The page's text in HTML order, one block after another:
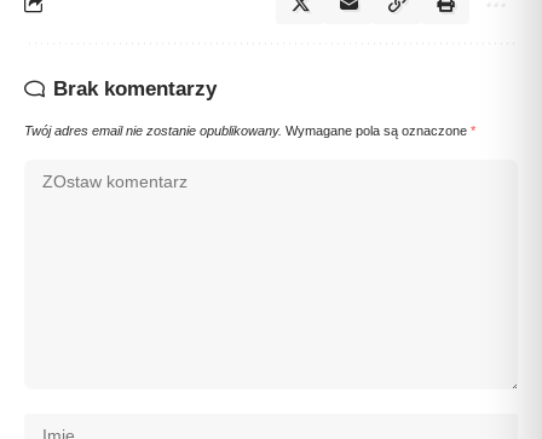
Brak komentarzy
Twój adres email nie zostanie opublikowany. Wymagane pola są oznaczone *